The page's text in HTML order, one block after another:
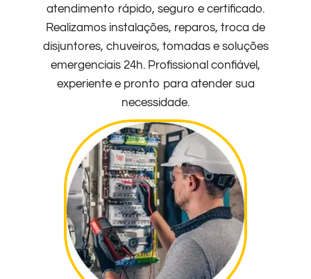
atendimento rápido, seguro e certificado.
Realizamos instalações, reparos, troca de
disjuntores, chuveiros, tomadas e soluções
emergenciais 24h. Profissional confiável,
experiente e pronto para atender sua
necessidade.